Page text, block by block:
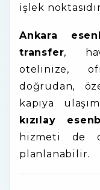
işlek
Ankara
transfer,
otelinize,
doğrudan,
kapıya
kızılay
hizmeti de
planlanabilir.